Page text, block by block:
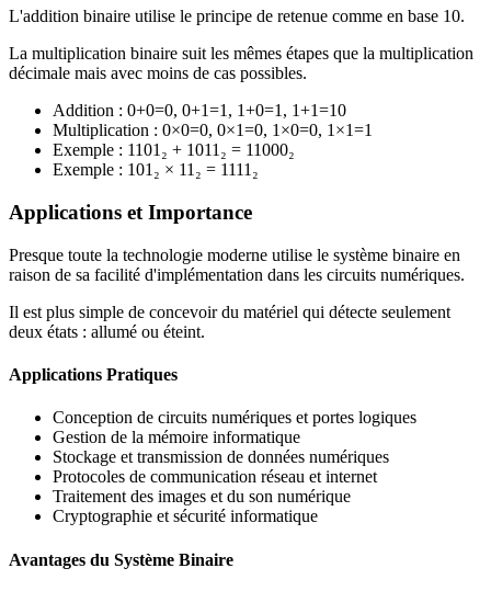
L'addition binaire utilise le principe de retenue comme en base 10.
La multiplication binaire suit les mêmes étapes que la multiplication
décimale mais avec moins de cas possibles.
Addition : 0+0=0, 0+1=1, 1+0=1, 1+1=10
Multiplication : 0×0=0, 0×1=0, 1×0=0, 1×1=1
Exemple : 1101₂ + 1011₂ = 11000₂
Exemple : 101₂ × 11₂ = 1111₂
Applications et Importance
Presque toute la technologie moderne utilise le système binaire en
raison de sa facilité d'implémentation dans les circuits numériques.
Il est plus simple de concevoir du matériel qui détecte seulement
deux états : allumé ou éteint.
Applications Pratiques
Conception de circuits numériques et portes logiques
Gestion de la mémoire informatique
Stockage et transmission de données numériques
Protocoles de communication réseau et internet
Traitement des images et du son numérique
Cryptographie et sécurité informatique
Avantages du Système Binaire